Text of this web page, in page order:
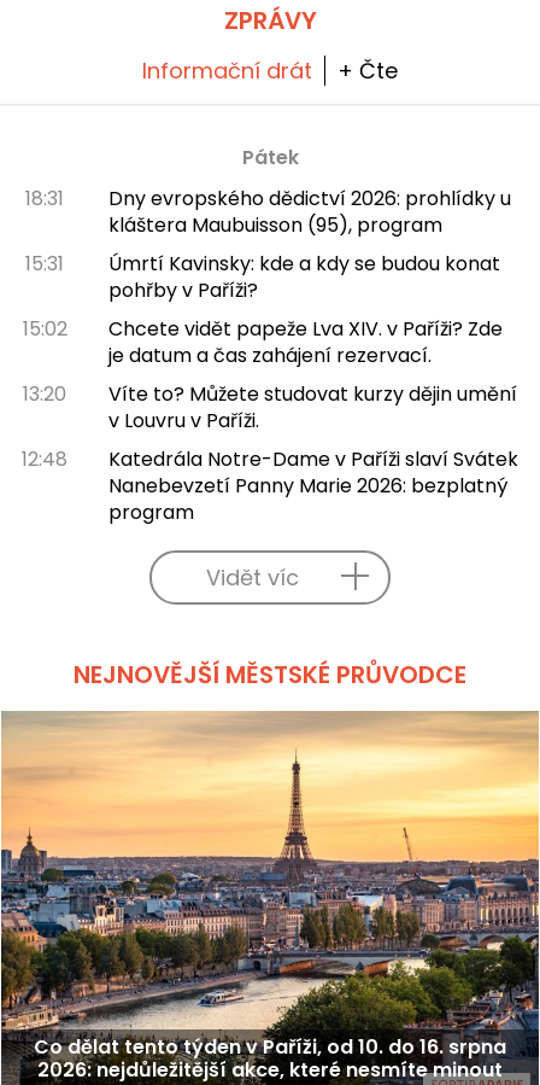
ZPRÁVY
Informační drát + Čte
Pátek
18:31
Dny evropského dědictví 2026: prohlídky u
kláštera Maubuisson (95), program
15:31
Úmrtí Kavinsky: kde a kdy se budou konat
pohřby v Paříži?
15:02
Chcete vidět papeže Lva XIV. v Paříži? Zde
je datum a čas zahájení rezervací.
13:20
Víte to? Můžete studovat kurzy dějin umění
v Louvru v Paříži.
12:48
Katedrála Notre-Dame v Paříži slaví Svátek
Nanebevzetí Panny Marie 2026: bezplatný
program
Vidět víc
NEJNOVĚJŠÍ MĚSTSKÉ PRŮVODCE
Co dělat tento týden v Paříži, od 10. do 16. srpna
2026: nejdůležitější akce, které nesmíte minout